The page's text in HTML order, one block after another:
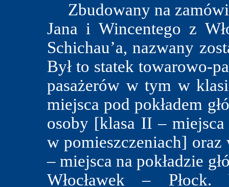
Zbudowany na
Jana i Wincentego z
Schichau’a, nazwany
Był to statek towarowo-
pasażerów w tym w
miejsca pod pokładem
osoby [klasa II – miejsca
w pomieszczeniach]
– miejsca na pokładzie
Włocławek –